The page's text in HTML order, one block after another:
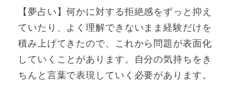
【夢占い】何かに対する拒絶感をずっと抑え
ていたり、よく理解できないまま経験だけを
積み上げてきたので、これから問題が表面化
していくことがあります。自分の気持ちをき
ちんと言葉で表現していく必要があります。